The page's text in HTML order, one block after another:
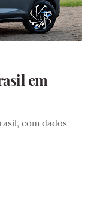
em
com dados